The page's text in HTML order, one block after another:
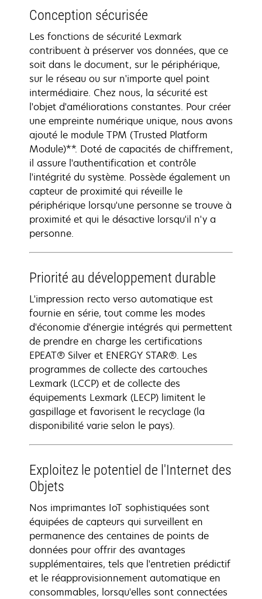
Conception sécurisée
Les fonctions de sécurité Lexmark
contribuent à préserver vos données, que ce
soit dans le document, sur le périphérique,
sur le réseau ou sur n'importe quel point
intermédiaire. Chez nous, la sécurité est
l'objet d'améliorations constantes. Pour créer
une empreinte numérique unique, nous avons
ajouté le module TPM (Trusted Platform
Module)**. Doté de capacités de chiffrement,
il assure l'authentification et contrôle
l'intégrité du système. Possède également un
capteur de proximité qui réveille le
périphérique lorsqu'une personne se trouve à
proximité et qui le désactive lorsqu'il n'y a
personne.
Priorité au développement durable
L'impression recto verso automatique est
fournie en série, tout comme les modes
d'économie d'énergie intégrés qui permettent
de prendre en charge les certifications
EPEAT® Silver et ENERGY STAR®. Les
programmes de collecte des cartouches
Lexmark (LCCP) et de collecte des
équipements Lexmark (LECP) limitent le
gaspillage et favorisent le recyclage (la
disponibilité varie selon le pays).
Exploitez le potentiel de l'Internet des
Objets
Nos imprimantes IoT sophistiquées sont
équipées de capteurs qui surveillent en
permanence des centaines de points de
données pour offrir des avantages
supplémentaires, tels que l'entretien prédictif
et le réapprovisionnement automatique en
consommables, lorsqu'elles sont connectées